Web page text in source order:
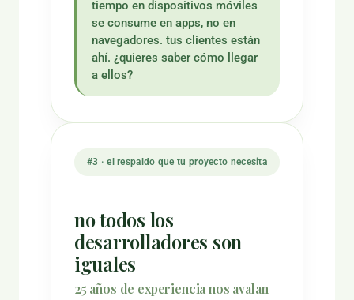
tiempo en dispositivos móviles
se consume en apps, no en
navegadores. tus clientes están
ahí. ¿quieres saber cómo llegar
a ellos?
#3 · el respaldo que tu proyecto necesita
no todos los
desarrolladores son
iguales
25 años de experiencia nos avalan